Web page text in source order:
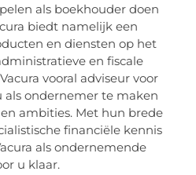
als boekhouder doen
biedt namelijk een
en diensten op het
en fiscale
vooral adviseur voor
ondernemer te maken
ambities. Met hun brede
financiële kennis
als ondernemende
u klaar.